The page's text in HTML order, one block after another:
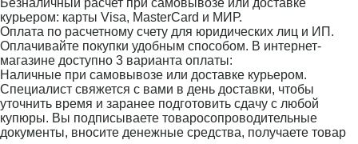
курьером: карты Visa, MasterCard и МИР.
Оплата по расчетному счету для юридических лиц и ИП.
Оплачивайте покупки удобным способом. В интернет-
магазине доступно 3 варианта оплаты:
Наличные при самовывозе или доставке курьером.
Специалист свяжется с вами в день доставки, чтобы
уточнить время и заранее подготовить сдачу с любой
купюры. Вы подписываете товаросопроводительные
документы, вносите денежные средства, получаете товар